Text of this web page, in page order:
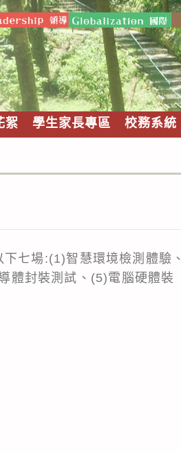
絮 學生家長專區 校務系統
七場:(1)智慧環境檢測體驗、
體封裝測試、(5)電腦硬體裝